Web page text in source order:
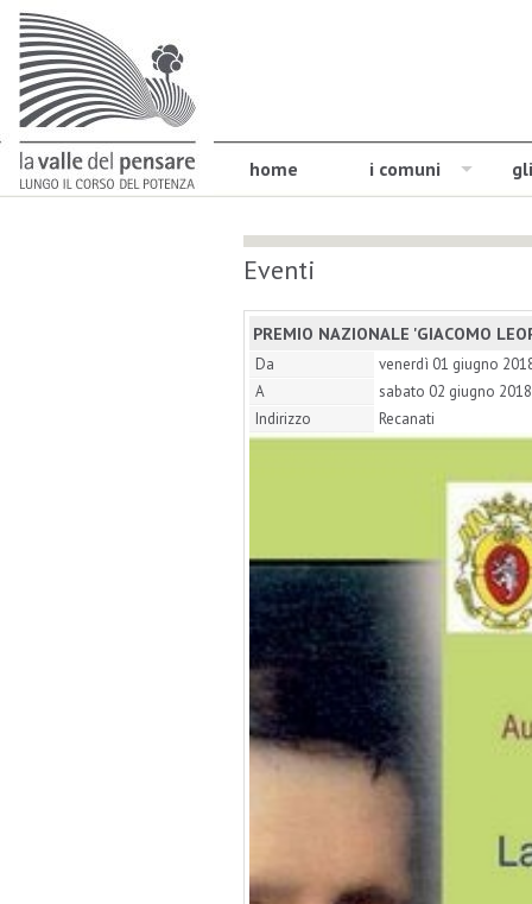
home i comuni
Eventi
PREMIO NAZIONALE 'GIACOMO
Da
venerdì 01 giugno
A
sabato 02 giugno 2018
Indirizzo
Recanati